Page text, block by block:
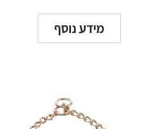
מידע נוסף